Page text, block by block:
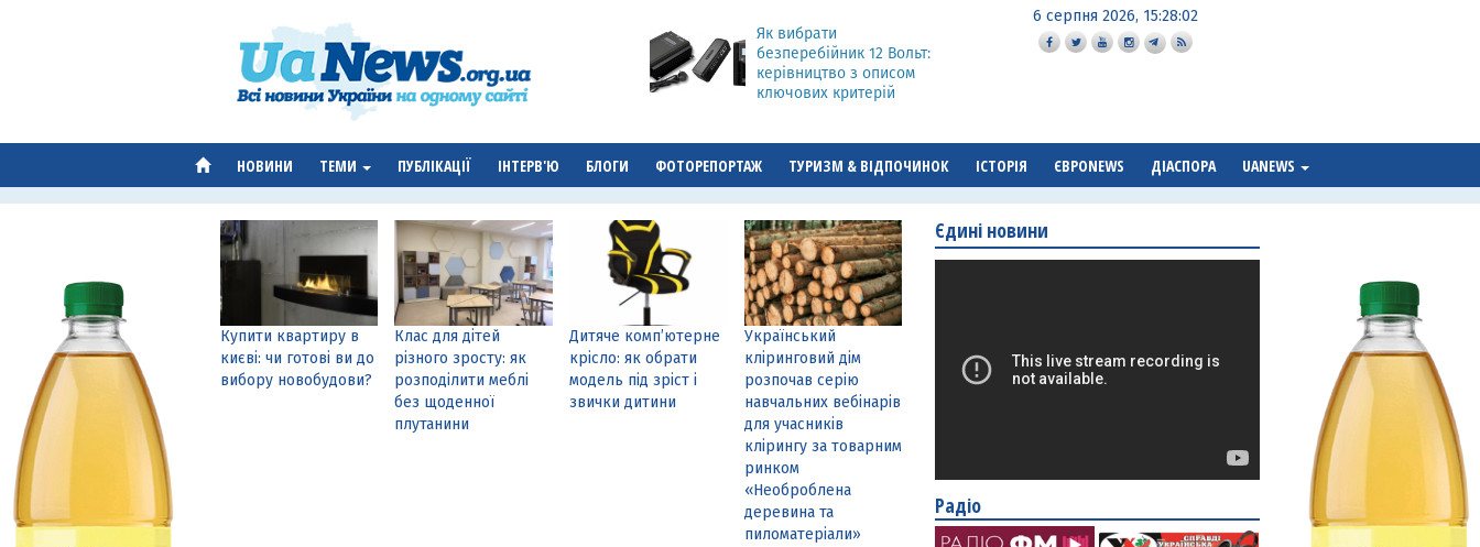
Як вибрати
безперебійник 12 Вольт:
керівництво з описом
ключових критерій
6 серпня 2026, 15:28:03
НОВИНИ ТЕМИ ПУБЛІКАЦІЇ ІНТЕРВ'Ю БЛОГИ ФОТОРЕПОРТАЖ ТУРИЗМ & ВІДПОЧИНОК ІСТОРІЯ ЄВРОNEWS ДІАСПОРА UANEWS
Купити квартиру в
києві: чи готові ви до
вибору новобудови?
Клас для дітей
різного зросту: як
розподілити меблі
без щоденної
плутанини
Дитяче комп’ютерне
крісло: як обрати
модель під зріст і
звички дитини
Український
кліринговий дім
розпочав серію
навчальних вебінарів
для учасників
клірингу за товарним
ринком
«Необроблена
деревина та
пиломатеріали»
Єдині новини
Радіо